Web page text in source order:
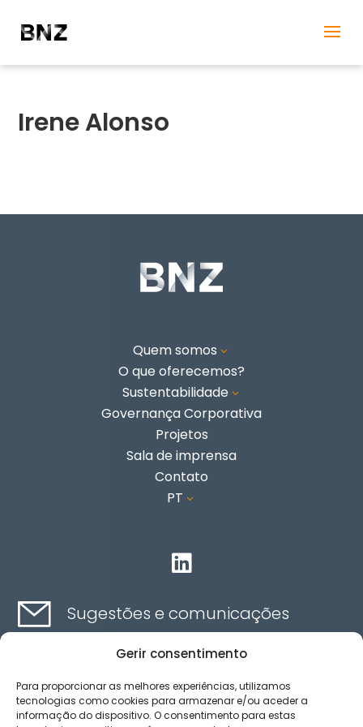
Gerir consentimento
Para proporcionar as melhores experiências, utilizamos
tecnologias como cookies para armazenar e/ou aceder a
informação do dispositivo. O consentimento para estas
Irene Alonso
Quem somos 3
O que oferecemos?
Sustentabilidade 3
Governança Corporativa
Projetos
Sala de imprensa
Contato
PT 3

Sugestões e comunicações